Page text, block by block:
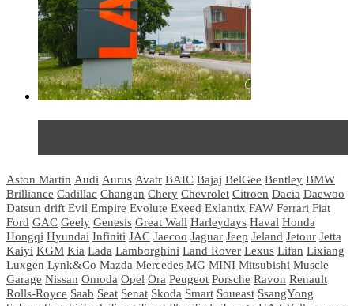
Aston Martin Audi Aurus Avatr BAIC Bajaj BelGee Bentley BMW
Brilliance Cadillac Changan Chery Chevrolet Citroen Dacia Daewoo
Datsun drift Evil Empire Evolute Exeed Exlantix FAW Ferrari Fiat
Ford GAC Geely Genesis Great Wall Harleydays Haval Honda
Hongqi Hyundai Infiniti JAC Jaecoo Jaguar Jeep Jeland Jetour Jetta
Kaiyi KGM Kia Lada Lamborghini Land Rover Lexus Lifan Lixiang
Luxgen Lynk&Co Mazda Mercedes MG MINI Mitsubishi Muscle
Garage Nissan Omoda Opel Ora Peugeot Porsche Ravon Renault
Rolls-Royce Saab Seat Senat Skoda Smart Soueast SsangYong